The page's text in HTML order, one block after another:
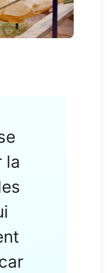
la